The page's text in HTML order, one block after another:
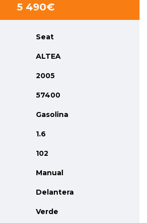
5 490€
Seat
ALTEA
2005
57400
Gasolina
1.6
102
Manual
Delantera
Verde